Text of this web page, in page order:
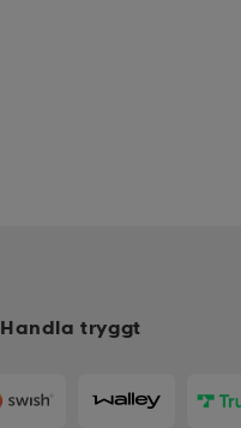
Handla tryggt